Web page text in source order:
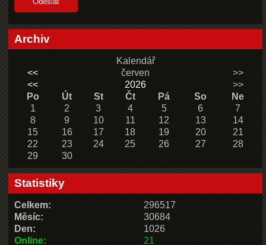
Archiv
Kalendář
<<
červen
>>
<<
2026
>>
Po
Út St Čt Pá So
Ne
1
2 3 4 5 6
7
8
9 10 11 12 13
14
15
16 17 18 19 20
21
22
23 24 25 26 27
28
29
30
Statistiky
Online: 21
Celkem:
296517
Měsíc:
30684
Den:
1026